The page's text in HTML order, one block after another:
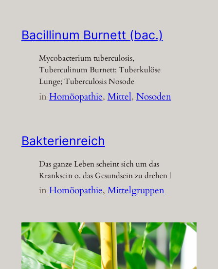
Bacillinum Burnett (bac.)
Mycobacterium tuberculosis,
Tuberculinum Burnett; Tuberkulöse
Lunge; Tuberculosis Nosode
inHomöopathie, Mittel, Nosoden
Bakterienreich
Das ganze Leben scheint sich um das
Kranksein o. das Gesundsein zu drehen |
inHomöopathie, Mittelgruppen